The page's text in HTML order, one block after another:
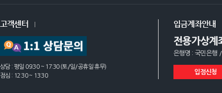
고객센터
상담 : 평일 09:30 ~ 17:30 (토/일/공휴일 휴무)
점심 : 12:30 ~ 13:30
입금계좌안내
전용가상계
은행명 : 국민은행
입점신청